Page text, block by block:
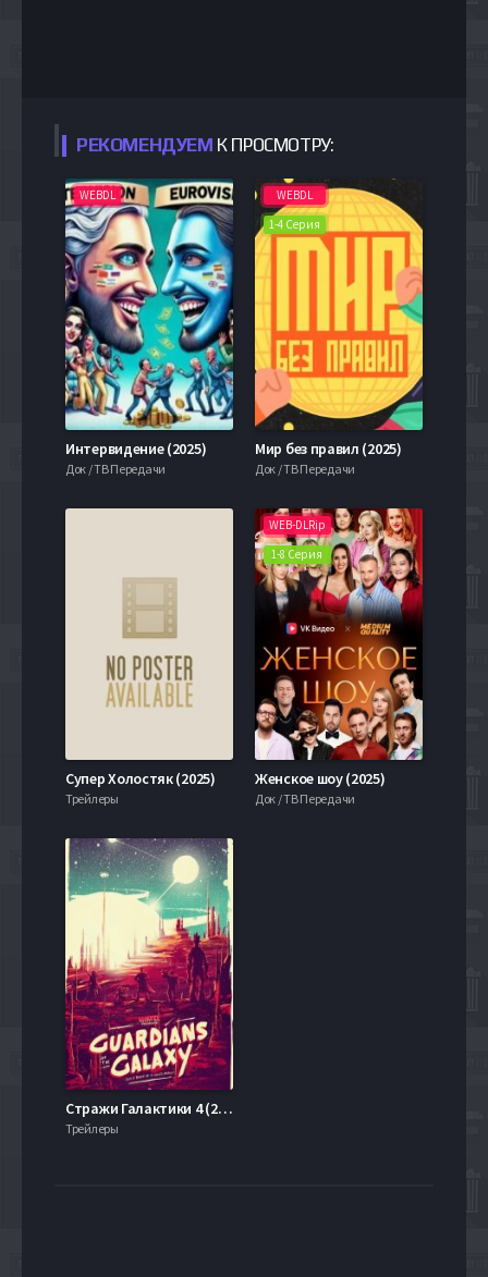
РЕКОМЕНДУЕМ К ПРОСМОТРУ:
WEBDL
Интервидение (2025)
Док / ТВ Передачи
WEBDL
1-4 Серия
Мир без правил (2025)
Док / ТВ Передачи
Супер Холостяк (2025)
Трейлеры
WEB-DLRip
1-8 Серия
Женское шоу (2025)
Док / ТВ Передачи
Стражи Галактики 4 (2025)
Трейлеры